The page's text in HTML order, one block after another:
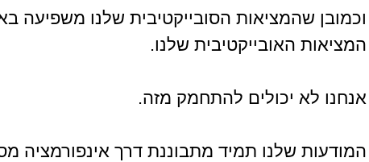
וכמובן שהמציאות הסובייקטיבית שלנו משפיעה
המציאות האובייקטיבית שלנו.
אנחנו לא יכולים להתחמק מזה.
המודעות שלנו תמיד מתבוננת דרך אינפורמציה